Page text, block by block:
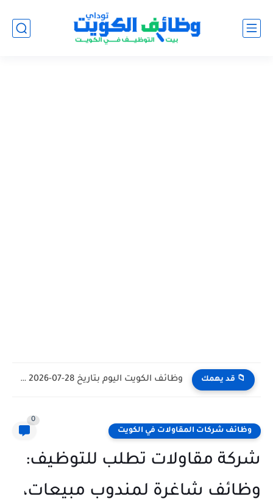
📁 قد يهمك وظائف الكويت اليوم بتاريخ 28-07-2026 للأجانب والمواطنين في مختلف التخصصات
وظائف شركات المقاولات في الكويت
0
شركة مقاولات تطلب للتوظيف:
وظائف شاغرة لمندوب مبيعات،